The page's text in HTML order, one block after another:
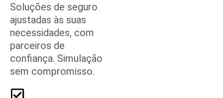
Soluções de seguro
ajustadas às suas
necessidades, com
parceiros de
confiança. Simulação
sem compromisso.